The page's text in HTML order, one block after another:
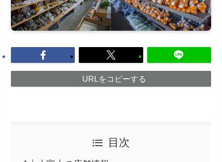
URLをコピーする
目次